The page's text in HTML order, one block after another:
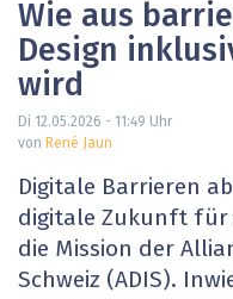
Wie aus
Design
wird
Di 12.05.2026 - 11:49 Uhr
von René Jaun
Digitale Barrieren
digitale Zukunft
die Mission der
Schweiz (ADIS).